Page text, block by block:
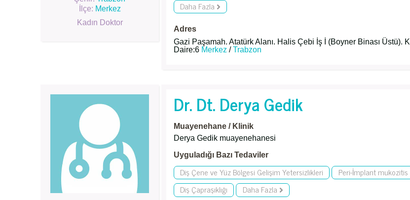
İlçe: Merkez
Kadın Doktor
Daha Fazla
Adres
Gazi Paşamah. Atatürk Alanı. Halis Çebi İş İ (Boyner Binası Üstü).
Daire:6 Merkez /Trabzon
Dr. Dt. Derya Gedik
Muayenehane / Klinik
Derya Gedik muayenehanesi
Uyguladığı Bazı Tedaviler
Diş Çene ve Yüz Bölgesi Gelişim Yetersizlikleri
Peri-İmplant mukozitis
Diş Çapraşıklığı
Daha Fazla